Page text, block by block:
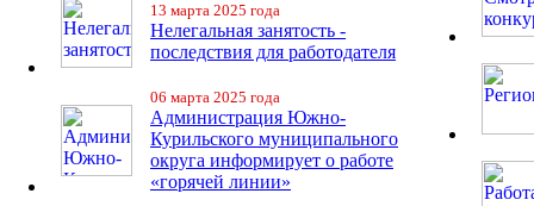
13 марта 2025 года
Нелегальная занятость -
последствия для работодателя
06 марта 2025 года
Администрация Южно-
Курильского муниципального
округа информирует о работе
«горячей линии»